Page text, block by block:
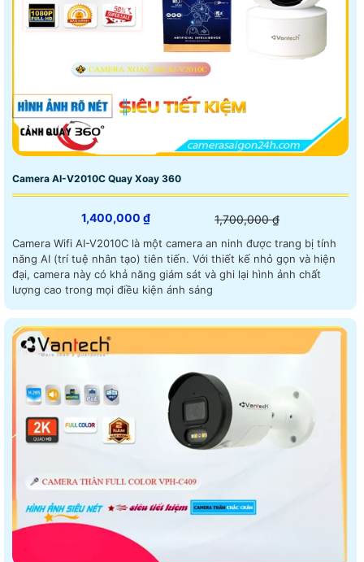
Camera AI-V2010C Quay Xoay 360
1,400,000 ₫ 1,700,000 ₫
Camera Wifi AI-V2010C là một camera an ninh được trang bị tính
năng AI (trí tuệ nhân tạo) tiên tiến. Với thiết kế nhỏ gọn và hiện
đại, camera này có khả năng giám sát và ghi lại hình ảnh chất
lượng cao trong mọi điều kiện ánh sáng